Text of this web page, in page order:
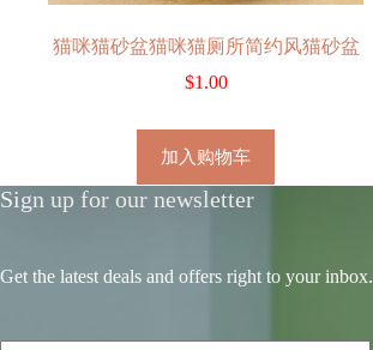
猫咪猫砂盆猫咪猫厕所简约风猫砂盆
$1.00
加入购物车
Sign up for our newsletter
Get the latest deals and offers right to your inbox.